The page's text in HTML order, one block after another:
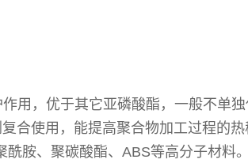
用，优于其它亚磷酸酯，一般不单
合使用，能提高聚合物加工过程的
胺、聚碳酸酯、ABS等高分子材料。